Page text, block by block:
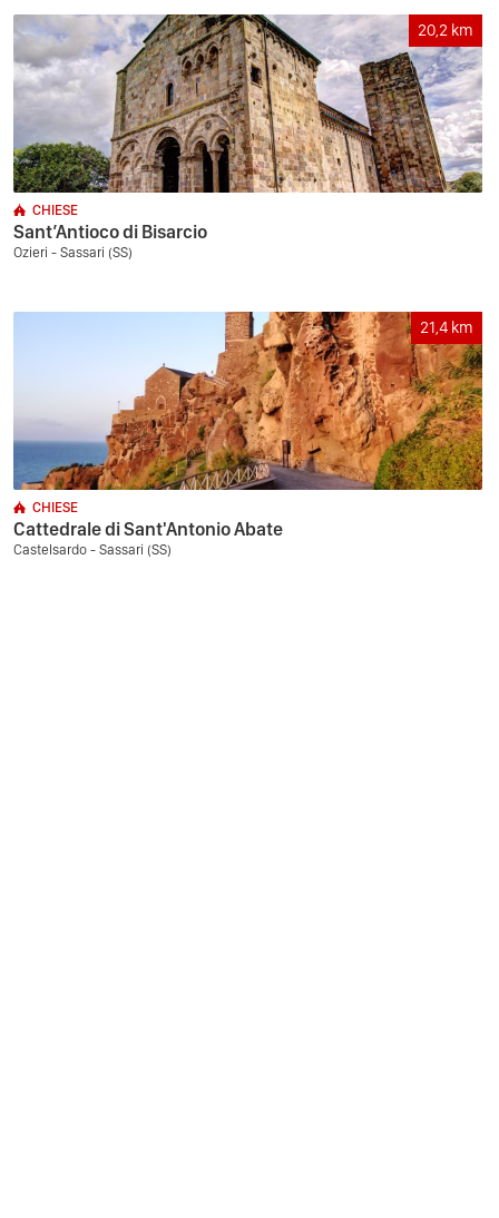
20,2 km
CHIESE
Sant’Antioco di Bisarcio
Ozieri - Sassari (SS)
21,4 km
CHIESE
Cattedrale di Sant'Antonio Abate
Castelsardo - Sassari (SS)